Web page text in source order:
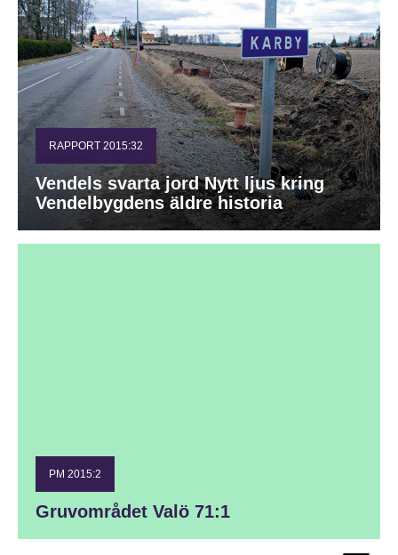
RAPPORT 2015:32
Vendels svarta jord Nytt ljus kring
Vendelbygdens äldre historia
PM 2015:2
Gruvområdet Valö 71:1